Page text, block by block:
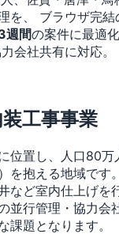
を、 ブラウザ完
週間の案件に最適
会社共有に対応。
工事事業
位置し、人口80
を抱える地域です。
など室内仕上げを
並行管理・協力会
課題となります。